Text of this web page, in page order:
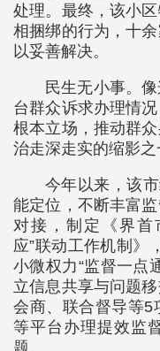
处理。最终，该小
相捆绑的行为，十
以妥善解决。
民生无小事。
台群众诉求办理情
根本立场，推动群
治走深走实的缩影之
今年以来，该
能定位，不断丰富
对接，制定《界首
应”联动工作机制》
小微权力“监督一点
立信息共享与问题
会商、联合督导等5
等平台办理提效监
题。